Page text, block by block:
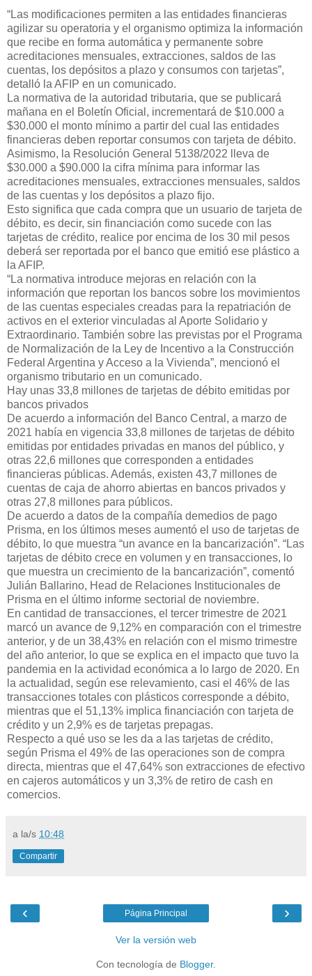
“Las modificaciones permiten a las entidades financieras
agilizar su operatoria y el organismo optimiza la información
que recibe en forma automática y permanente sobre
acreditaciones mensuales, extracciones, saldos de las
cuentas, los depósitos a plazo y consumos con tarjetas”,
detalló la AFIP en un comunicado.
La normativa de la autoridad tributaria, que se publicará
mañana en el Boletín Oficial, incrementará de $10.000 a
$30.000 el monto mínimo a partir del cual las entidades
financieras deben reportar consumos con tarjeta de débito.
Asimismo, la Resolución General 5138/2022 lleva de
$30.000 a $90.000 la cifra mínima para informar las
acreditaciones mensuales, extracciones mensuales, saldos
de las cuentas y los depósitos a plazo fijo.
Esto significa que cada compra que un usuario de tarjeta de
débito, es decir, sin financiación como sucede con las
tarjetas de crédito, realice por encima de los 30 mil pesos
deberá ser reportada por el banco que emitió ese plástico a
la AFIP.
“La normativa introduce mejoras en relación con la
información que reportan los bancos sobre los movimientos
de las cuentas especiales creadas para la repatriación de
activos en el exterior vinculadas al Aporte Solidario y
Extraordinario. También sobre las previstas por el Programa
de Normalización de la Ley de Incentivo a la Construcción
Federal Argentina y Acceso a la Vivienda”, mencionó el
organismo tributario en un comunicado.
Hay unas 33,8 millones de tarjetas de débito emitidas por
bancos privados
De acuerdo a información del Banco Central, a marzo de
2021 había en vigencia 33,8 millones de tarjetas de débito
emitidas por entidades privadas en manos del público, y
otras 22,6 millones que corresponden a entidades
financieras públicas. Además, existen 43,7 millones de
cuentas de caja de ahorro abiertas en bancos privados y
otras 27,8 millones para públicos.
De acuerdo a datos de la compañía demedios de pago
Prisma, en los últimos meses aumentó el uso de tarjetas de
débito, lo que muestra “un avance en la bancarización”. “Las
tarjetas de débito crece en volumen y en transacciones, lo
que muestra un crecimiento de la bancarización”, comentó
Julián Ballarino, Head de Relaciones Institucionales de
Prisma en el último informe sectorial de noviembre.
En cantidad de transacciones, el tercer trimestre de 2021
marcó un avance de 9,12% en comparación con el trimestre
anterior, y de un 38,43% en relación con el mismo trimestre
del año anterior, lo que se explica en el impacto que tuvo la
pandemia en la actividad económica a lo largo de 2020. En
la actualidad, según ese relevamiento, casi el 46% de las
transacciones totales con plásticos corresponde a débito,
mientras que el 51,13% implica financiación con tarjeta de
crédito y un 2,9% es de tarjetas prepagas.
Respecto a qué uso se les da a las tarjetas de crédito,
según Prisma el 49% de las operaciones son de compra
directa, mientras que el 47,64% son extracciones de efectivo
en cajeros automáticos y un 3,3% de retiro de cash en
comercios.
a la/s 10:48
Compartir
‹ ›
Página Principal
Ver la versión web
Con tecnología de Blogger.